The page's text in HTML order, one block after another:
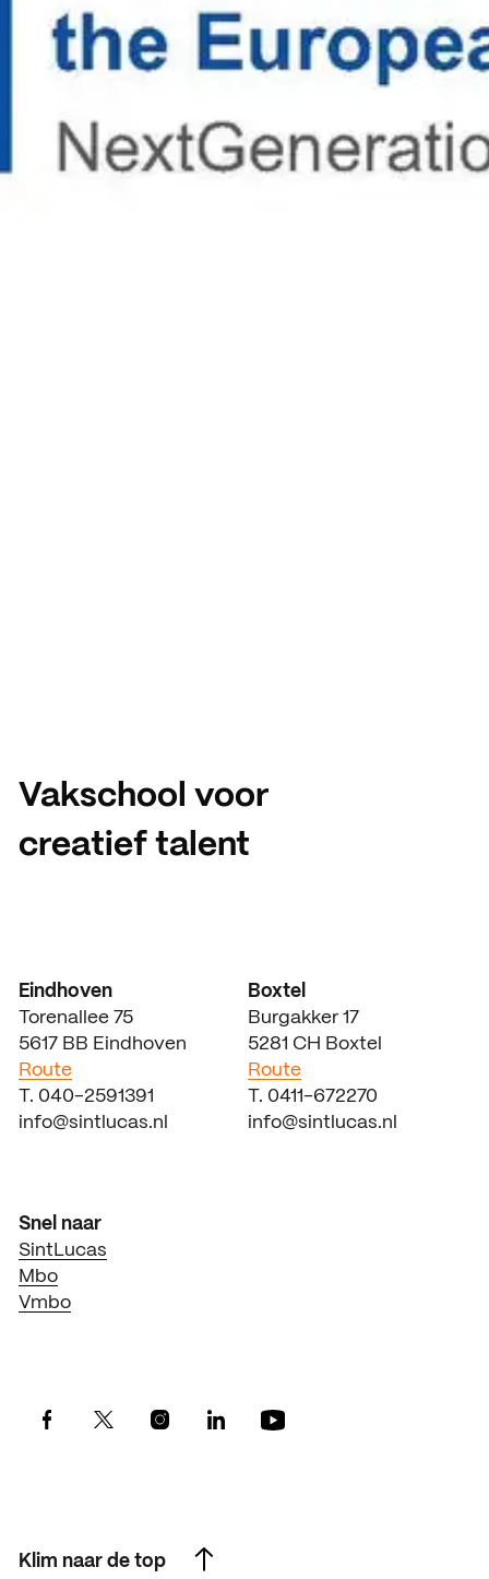
Vakschool voor
creatief talent
Klim naar de top
Eindhoven
Torenallee 75
5617 BB Eindhoven
Route
T. 040-2591391
info@sintlucas.nl
Boxtel
Burgakker 17
5281 CH Boxtel
Route
T. 0411-672270
info@sintlucas.nl
Snel naar
SintLucas
Mbo
Vmbo